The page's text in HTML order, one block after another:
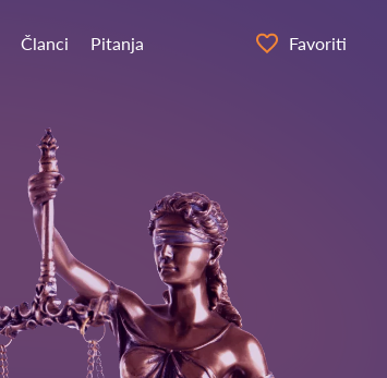
Članci Pitanja Favoriti